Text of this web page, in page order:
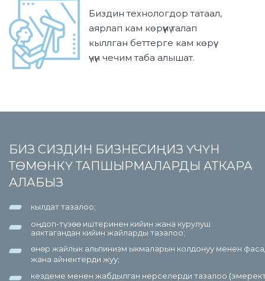
Биздин технологдор татаал,
аярлап кам көрүүнү талап
кыллган беттерге кам көрүү
үчүн чечим таба алышат.
БИЗ СИЗДИН БИЗНЕСИҢИЗ ҮЧҮН
ТӨМӨНКҮ ТАПШЫРМАЛАРДЫ АТКАРА
АЛАБЫЗ
кылдат тазалоо;
оңдоп-түзөө иштеринен кийин жана курулуш
аяктагандан кийин жайларды тазалоо;
өнөр жайлык альпинизм ыкмаларын колдонуу менен
жана айнектерди жуу;
кездеме менен жабдылган нерселерди тазалоо